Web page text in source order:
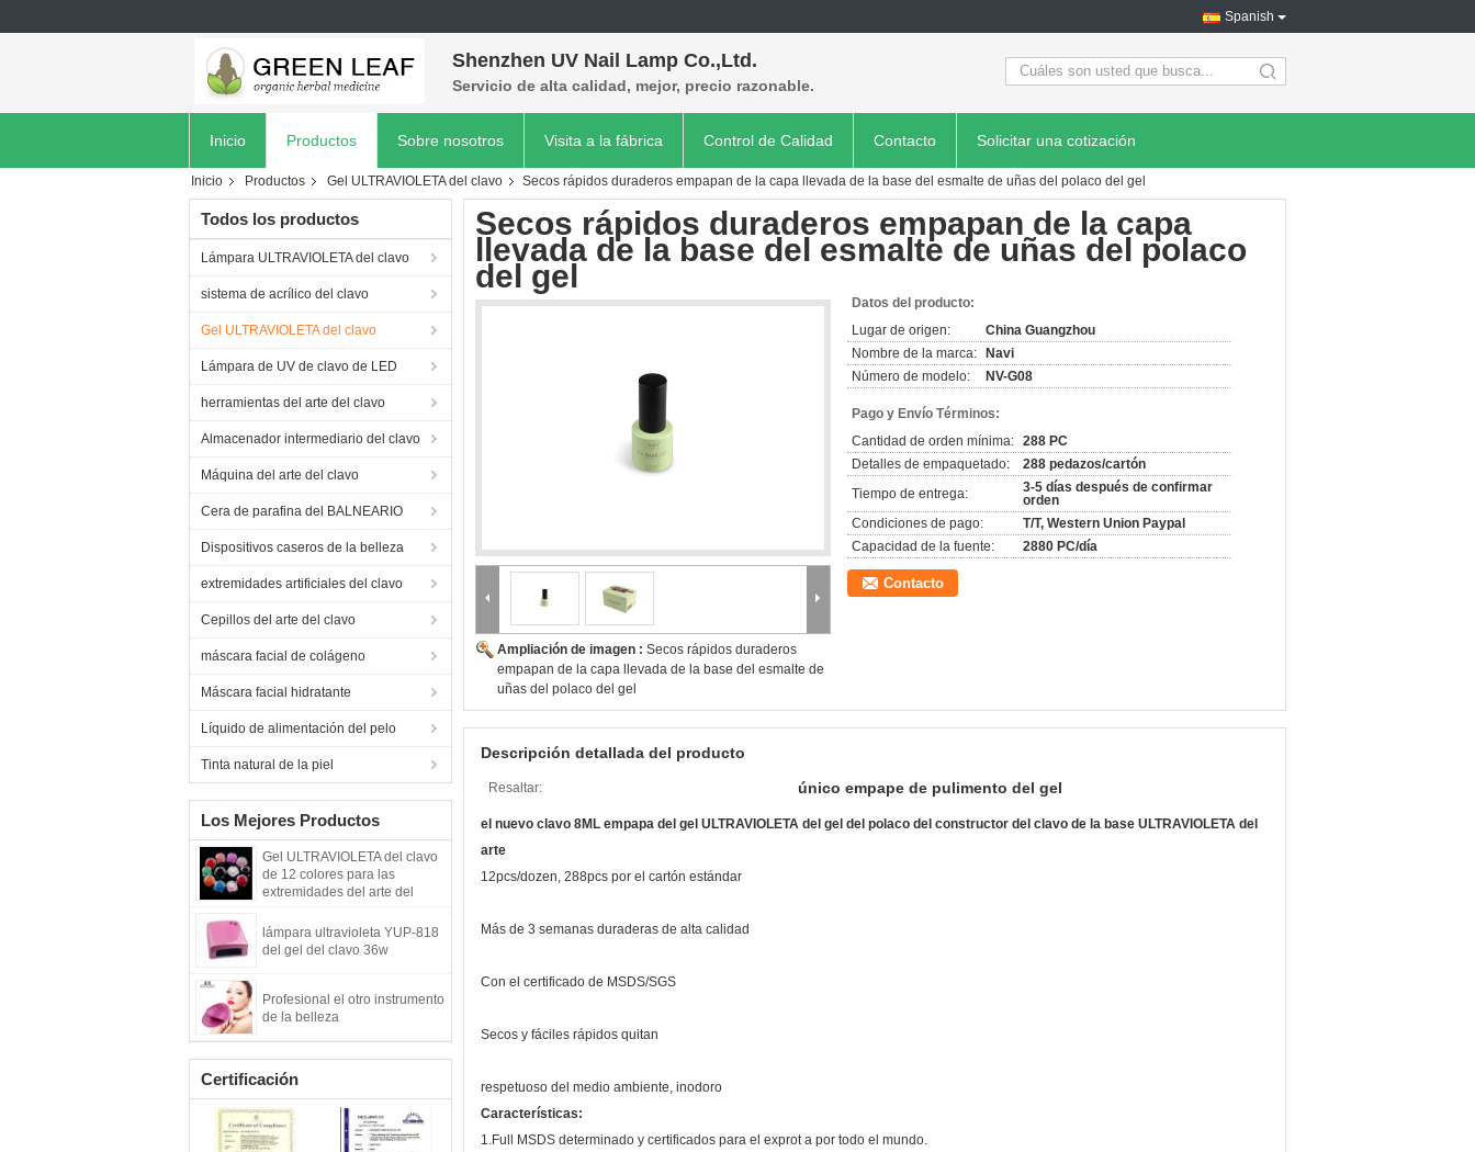
Spanish
Shenzhen UV Nail Lamp Co.,Ltd.
Servicio de alta calidad, mejor, precio razonable. search
Inicio Productos Sobre nosotros Visita a la fábrica Control de Calidad Contacto Solicitar una cotización
Inicio Productos Gel ULTRAVIOLETA del clavo Secos rápidos duraderos empapan de la capa llevada de la base del esmalte de uñas del polaco del gel
Todos los productos
Lámpara ULTRAVIOLETA del clavo
sistema de acrílico del clavo
Gel ULTRAVIOLETA del clavo
Lámpara de UV de clavo de LED
herramientas del arte del clavo
Almacenador intermediario del clavo
Máquina del arte del clavo
Cera de parafina del BALNEARIO
Dispositivos caseros de la belleza
extremidades artificiales del clavo
Cepillos del arte del clavo
máscara facial de colágeno
Máscara facial hidratante
Líquido de alimentación del pelo
Tinta natural de la piel
Los Mejores Productos
Gel ULTRAVIOLETA del clavo
de 12 colores para las
extremidades del arte del
lámpara ultravioleta YUP-818
del gel del clavo 36w
Profesional el otro instrumento
de la belleza
Certificación
Secos rápidos duraderos empapan de la capa
llevada de la base del esmalte de uñas del polaco
del gel
Ampliación de imagen : Secos rápidos duraderos
empapan de la capa llevada de la base del esmalte de
uñas del polaco del gel
Datos del producto:
Lugar de origen:
China Guangzhou
Nombre de la marca:
Navi
Número de modelo:
NV-G08
Pago y Envío Términos:
Cantidad de orden mínima: 288 PC
Detalles de empaquetado:
288 pedazos/cartón
Tiempo de entrega:
3-5 días después de confirmar
orden
Condiciones de pago:
T/T, Western Union Paypal
Capacidad de la fuente:
2880 PC/día
Contacto
Descripción detallada del producto
Resaltar: único empape de pulimento del gel
el nuevo clavo 8ML empapa del gel ULTRAVIOLETA del gel del polaco del constructor del clavo de la base ULTRAVIOLETA del
arte
12pcs/dozen, 288pcs por el cartón estándar
Más de 3 semanas duraderas de alta calidad
Con el certificado de MSDS/SGS
Secos y fáciles rápidos quitan
respetuoso del medio ambiente, inodoro
Características:
1.Full MSDS determinado y certificados para el exprot a por todo el mundo.